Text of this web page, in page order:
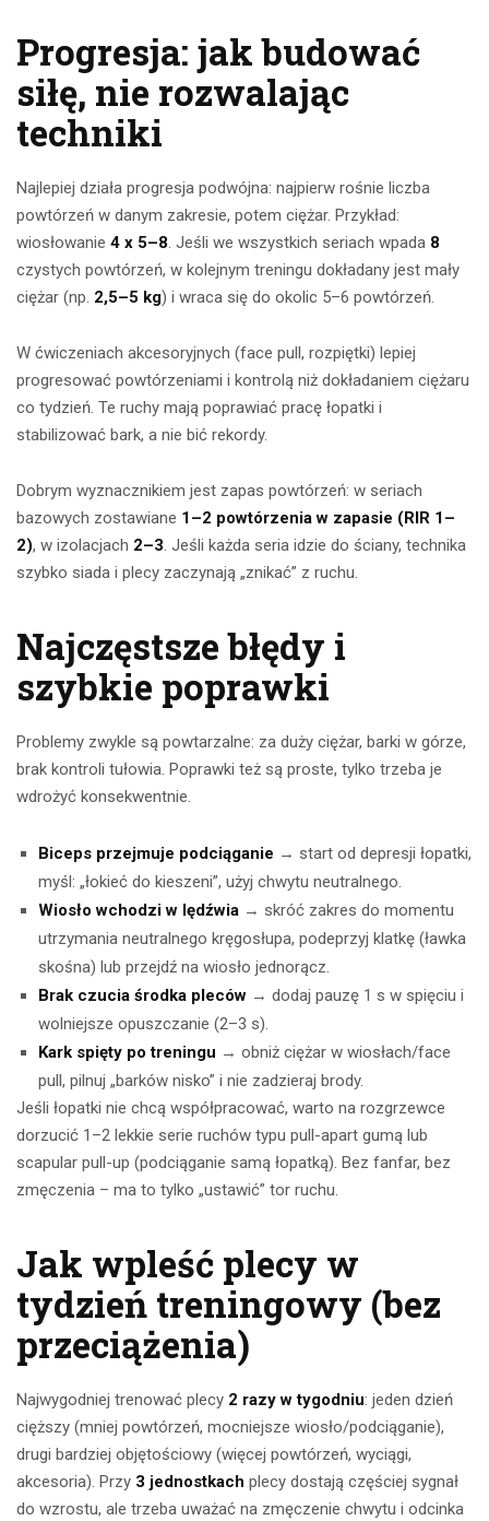
Progresja: jak budować
siłę, nie rozwalając
techniki
Najlepiej działa progresja podwójna: najpierw rośnie liczba
powtórzeń w danym zakresie, potem ciężar. Przykład:
wiosłowanie 4 x 5–8. Jeśli we wszystkich seriach wpada 8
czystych powtórzeń, w kolejnym treningu dokładany jest mały
ciężar (np. 2,5–5 kg) i wraca się do okolic 5–6 powtórzeń.
W ćwiczeniach akcesoryjnych (face pull, rozpiętki) lepiej
progresować powtórzeniami i kontrolą niż dokładaniem ciężaru
co tydzień. Te ruchy mają poprawiać pracę łopatki i
stabilizować bark, a nie bić rekordy.
Dobrym wyznacznikiem jest zapas powtórzeń: w seriach
bazowych zostawiane 1–2 powtórzenia w zapasie (RIR 1–
2), w izolacjach 2–3. Jeśli każda seria idzie do ściany, technika
szybko siada i plecy zaczynają „znikać” z ruchu.
Najczęstsze błędy i
szybkie poprawki
Problemy zwykle są powtarzalne: za duży ciężar, barki w górze,
brak kontroli tułowia. Poprawki też są proste, tylko trzeba je
wdrożyć konsekwentnie.
Biceps przejmuje podciąganie → start od depresji łopatki,
myśl: „łokieć do kieszeni”, użyj chwytu neutralnego.
Wiosło wchodzi w lędźwia → skróć zakres do momentu
utrzymania neutralnego kręgosłupa, podeprzyj klatkę (ławka
skośna) lub przejdź na wiosło jednorącz.
Brak czucia środka pleców → dodaj pauzę 1 s w spięciu i
wolniejsze opuszczanie (2–3 s).
Kark spięty po treningu → obniż ciężar w wiosłach/face
pull, pilnuj „barków nisko” i nie zadzieraj brody.
Jeśli łopatki nie chcą współpracować, warto na rozgrzewce
dorzucić 1–2 lekkie serie ruchów typu pull-apart gumą lub
scapular pull-up (podciąganie samą łopatką). Bez fanfar, bez
zmęczenia – ma to tylko „ustawić” tor ruchu.
Jak wpleść plecy w
tydzień treningowy (bez
przeciążenia)
Najwygodniej trenować plecy 2 razy w tygodniu: jeden dzień
cięższy (mniej powtórzeń, mocniejsze wiosło/podciąganie),
drugi bardziej objętościowy (więcej powtórzeń, wyciągi,
akcesoria). Przy 3 jednostkach plecy dostają częściej sygnał
do wzrostu, ale trzeba uważać na zmęczenie chwytu i odcinka